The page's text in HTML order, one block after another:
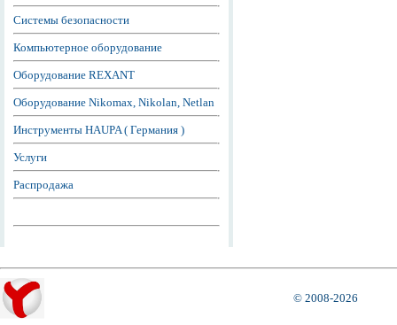
Системы безопасности
Компьютерное оборудование
Оборудование REXANT
Оборудование Nikomax, Nikolan, Netlan
Инструменты HAUPA ( Германия )
Услуги
Распродажа
© 2008-2026